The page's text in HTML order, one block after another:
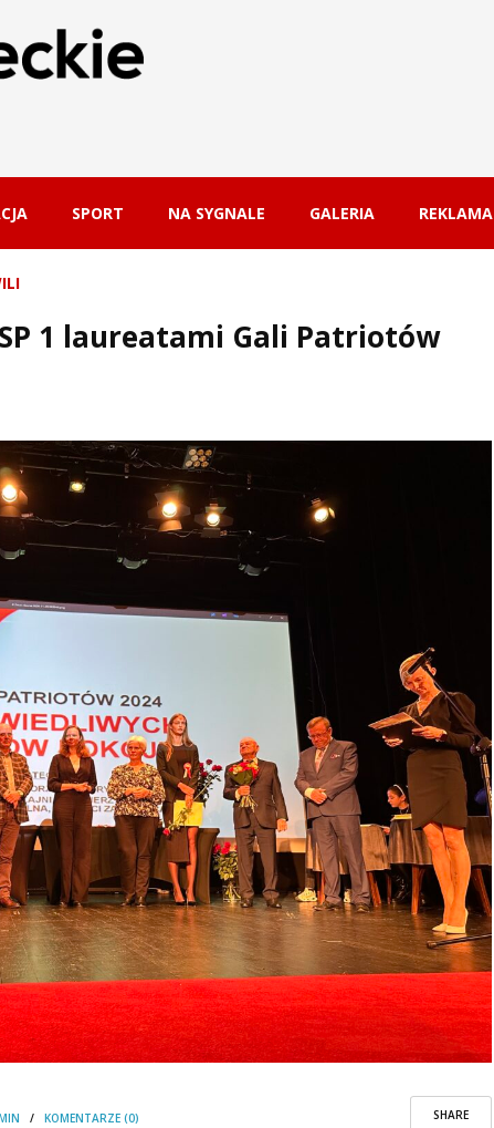
SPORT NA SYGNALE GALERIA REKLAMA
1 laureatami Gali Patriotów
SHARE
/ KOMENTARZE (0)